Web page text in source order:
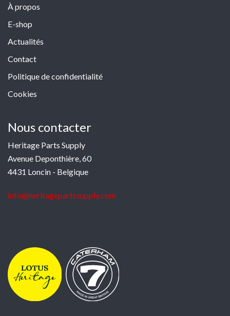
À propos
E-shop
Actualités
Contact
Politique de confidentialité
Cookies
Nous contacter
Heritage Parts Supply
Avenue Deponthière, 60
4431 Loncin - Belgique
info@heritagepartssupply.com